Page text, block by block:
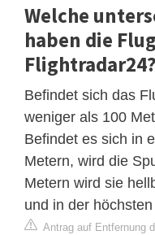
Welche
haben die
Flightradar24?
Befindet sich das
weniger als 100
Befindet es sich in
Metern, wird die
Metern wird sie
und in der
Antrag auf Entfernung